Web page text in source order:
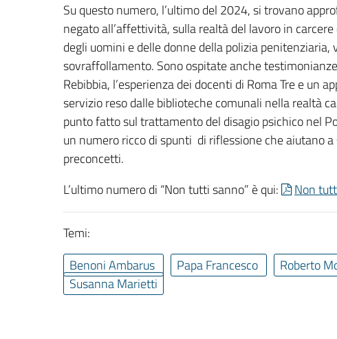
Su questo numero, l’ultimo del 2024, si trovano
negato all’affettività, sulla realtà del lavoro in
degli uomini e delle donne della polizia
sovraffollamento. Sono ospitate anche
Rebibbia, l’esperienza dei docenti di Roma Tre e un
servizio reso dalle biblioteche comunali nella realtà
punto fatto sul trattamento del disagio psichico nel
un numero ricco di spunti di riflessione che aiutano
preconcetti.
L’ultimo numero di “Non tutti sanno” è qui:
Non
Temi:
Benoni Ambarus
Papa Francesco Roberto
Susanna Marietti